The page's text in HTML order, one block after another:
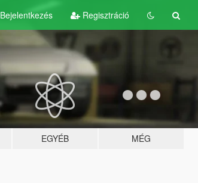
Bejelentkezés Regisztráció
EGYÉB MÉG